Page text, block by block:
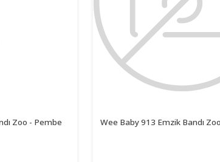
Zoo - Pembe Wee Baby 913 Emzik Bandı